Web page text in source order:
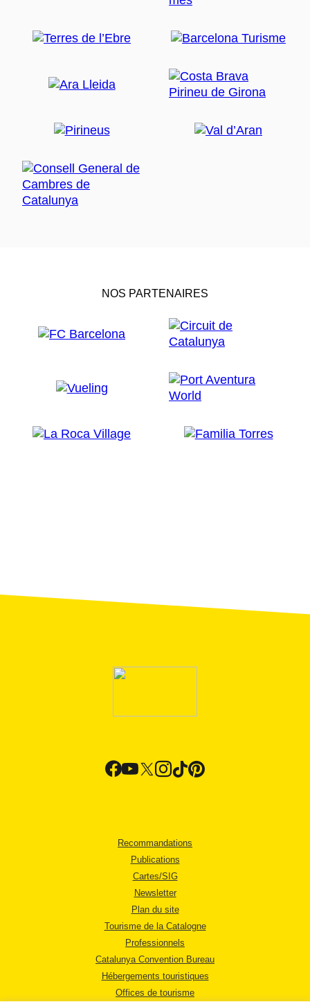
NOS PARTENAIRES
Recommandations
Publications
Cartes/SIG
Newsletter
Plan du site
Tourisme de la Catalogne
Professionnels
Catalunya Convention Bureau
Hébergements touristiques
Offices de tourisme